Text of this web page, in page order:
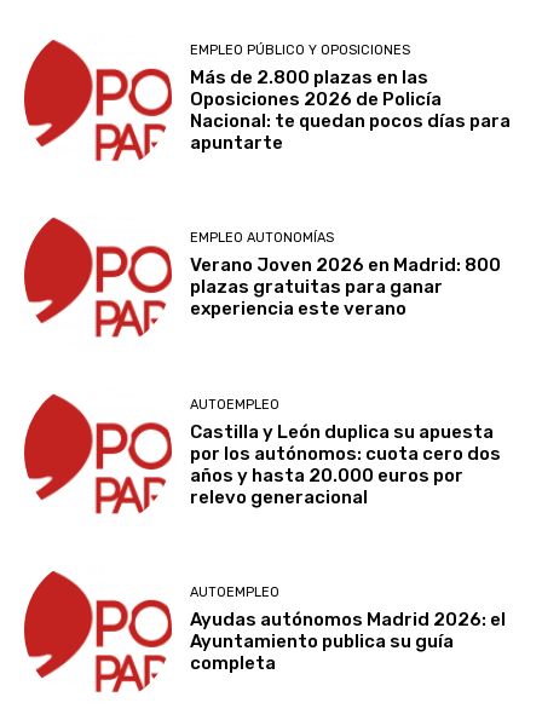
EMPLEO PÚBLICO Y OPOSICIONES
Más de 2.800 plazas en las
Oposiciones 2026 de Policía
Nacional: te quedan pocos días para
apuntarte
EMPLEO AUTONOMÍAS
Verano Joven 2026 en Madrid: 800
plazas gratuitas para ganar
experiencia este verano
AUTOEMPLEO
Castilla y León duplica su apuesta
por los autónomos: cuota cero dos
años y hasta 20.000 euros por
relevo generacional
AUTOEMPLEO
Ayudas autónomos Madrid 2026: el
Ayuntamiento publica su guía
completa